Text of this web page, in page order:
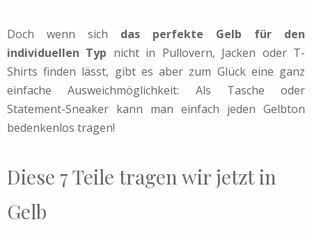
Doch wenn sich das perfekte Gelb für den
individuellen Typ nicht in Pullovern, Jacken oder T-
Shirts finden lässt, gibt es aber zum Glück eine ganz
einfache Ausweichmöglichkeit: Als Tasche oder
Statement-Sneaker kann man einfach jeden Gelbton
bedenkenlos tragen!
Diese 7 Teile tragen wir jetzt in
Gelb